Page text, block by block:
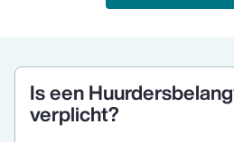
Is een
verplicht?